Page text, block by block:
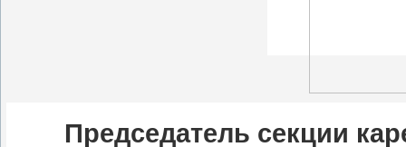
Председатель секции